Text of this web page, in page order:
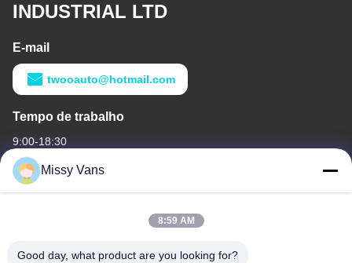
INDUSTRIAL LTD
E-mail
twooauto@hotmail.com
Tempo de trabalho
9:00-18:30
O nosso endereço
No 8028, Jincheng Industrial Center, South Lixin Rd, Rua
Missy Vans
8:59 AM
Good day, what product are you looking for?